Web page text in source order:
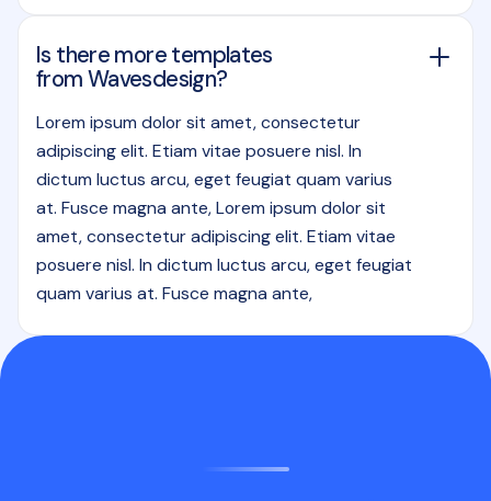
Is there more templates
from Wavesdesign?
Lorem ipsum dolor sit amet, consectetur
adipiscing elit. Etiam vitae posuere nisl. In
dictum luctus arcu, eget feugiat quam varius
at. Fusce magna ante, Lorem ipsum dolor sit
amet, consectetur adipiscing elit. Etiam vitae
posuere nisl. In dictum luctus arcu, eget feugiat
quam varius at. Fusce magna ante,